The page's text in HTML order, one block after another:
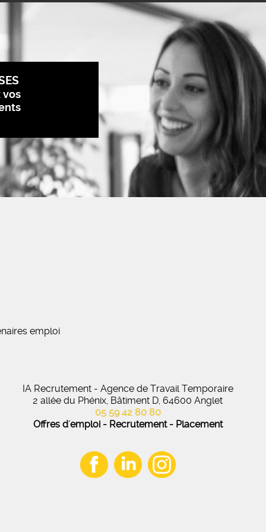
vos
emploi
IA Recrutement - Agence de Travail Temporaire
2 allée du Phénix, Bâtiment D, 64600 Anglet
05 59 42 80 80
Offres d'emploi - Recrutement - Placement